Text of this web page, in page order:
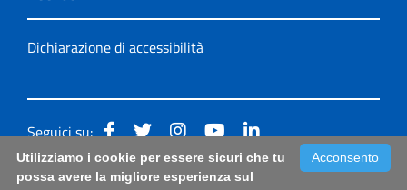
Dichiarazione di accessibilità
Seguici su:
Accessibilità: form di segnalazione di prima istanza per
Acconsento
Utilizziamo i cookie per essere sicuri che tu
possa avere la migliore esperienza sul